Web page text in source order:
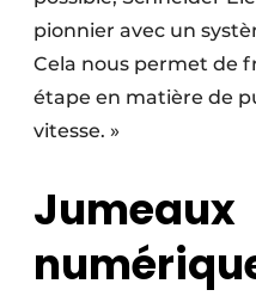
pionnier avec un
Cela nous permet de
étape en matière de
vitesse. »
Jumeaux